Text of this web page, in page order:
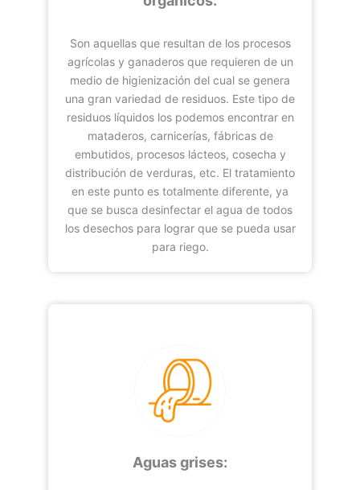
Son aquellas que resultan de los procesos
agrícolas y ganaderos que requieren de un
medio de higienización del cual se genera
una gran variedad de residuos. Este tipo de
residuos líquidos los podemos encontrar en
mataderos, carnicerías, fábricas de
embutidos, procesos lácteos, cosecha y
distribución de verduras, etc. El tratamiento
en este punto es totalmente diferente, ya
que se busca desinfectar el agua de todos
los desechos para lograr que se pueda usar
para riego.
Aguas grises: